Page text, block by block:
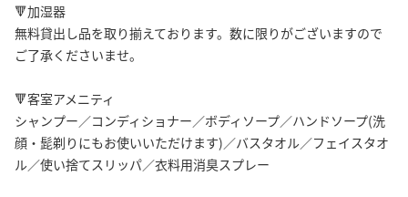
🔻加湿器
無料貸出し品を取り揃えております。数に限りがございますので
ご了承くださいませ。
🔻客室アメニティ
シャンプー／コンディショナー／ボディソープ／ハンドソープ(洗
顔・髭剃りにもお使いいただけます)／バスタオル／フェイスタオ
ル／使い捨てスリッパ／衣料用消臭スプレー